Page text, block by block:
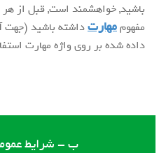
باشید, خواهشمند است, قبل از هر
مفهوممهارتداشته باشید (جهت
داده شده بر روی واژه مهارت
ب - شرایط